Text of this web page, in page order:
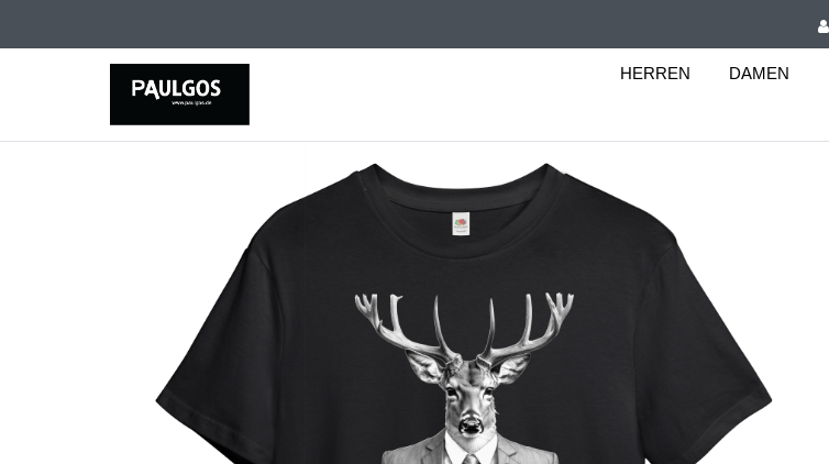
HERREN DAMEN